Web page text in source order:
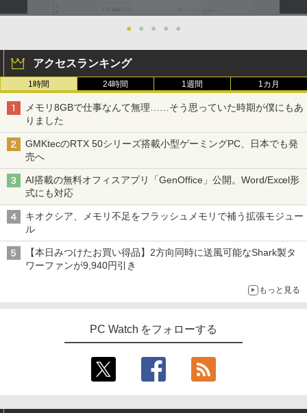
● ● ● ● ●
アクセスランキング
1時間 24時間 1週間 1カ月
メモリ8GBで仕事なんて無理……そう思っていた時期が僕にもあ
りました
GMKtecのRTX 50シリーズ搭載小型ゲーミングPC、日本でも発
売へ
AI搭載の無料オフィスアプリ「GenOffice」公開。Word/Excel形
式にも対応
キオクシア、メモリ不足をフラッシュメモリで補う拡張モジュー
ル
【本日みつけたお買い得品】2方向同時に送風可能なShark製タ
ワーファンが9,940円引き
もっと見る
PC Watch をフォローする